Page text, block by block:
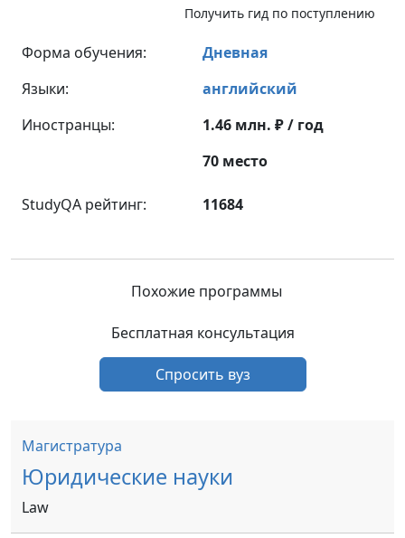
Получить гид по поступлению
Форма обучения:
Дневная
Языки:
английский
Иностранцы:
1.46 млн. ₽ / год
70 место
StudyQA рейтинг: 11684
Похожие программы
Бесплатная консультация
Спросить вуз
Магистратура
Юридические науки
Law